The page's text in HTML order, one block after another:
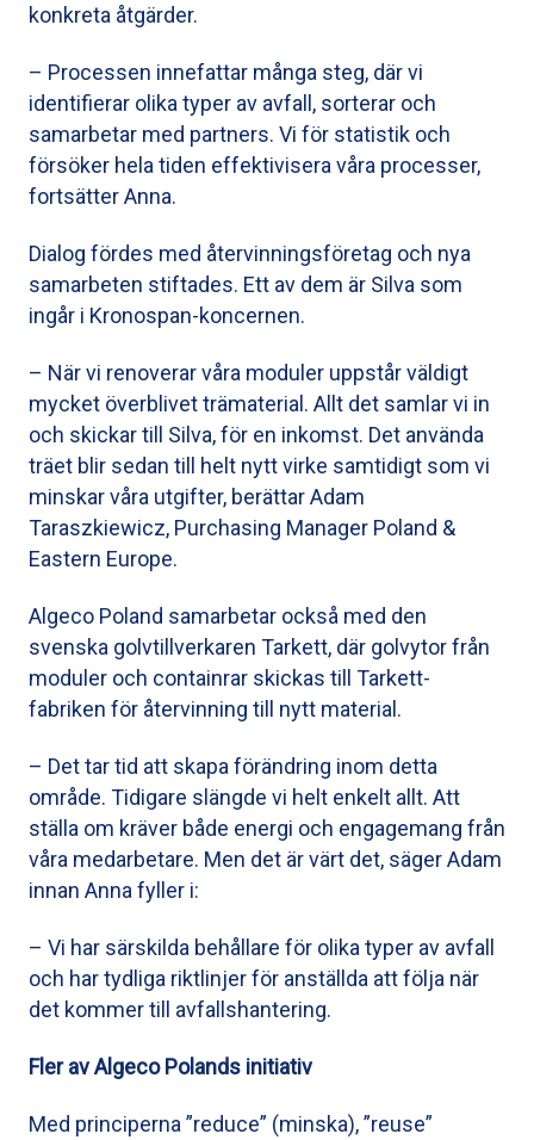
konkreta åtgärder.
– Processen innefattar många steg, där vi
identifierar olika typer av avfall, sorterar och
samarbetar med partners. Vi för statistik och
försöker hela tiden effektivisera våra processer,
fortsätter Anna.
Dialog fördes med återvinningsföretag och nya
samarbeten stiftades. Ett av dem är Silva som
ingår i Kronospan-koncernen.
– När vi renoverar våra moduler uppstår väldigt
mycket överblivet trämaterial. Allt det samlar vi in
och skickar till Silva, för en inkomst. Det använda
träet blir sedan till helt nytt virke samtidigt som vi
minskar våra utgifter, berättar Adam
Taraszkiewicz, Purchasing Manager Poland &
Eastern Europe.
Algeco Poland samarbetar också med den
svenska golvtillverkaren Tarkett, där golvytor från
moduler och containrar skickas till Tarkett-
fabriken för återvinning till nytt material.
– Det tar tid att skapa förändring inom detta
område. Tidigare slängde vi helt enkelt allt. Att
ställa om kräver både energi och engagemang från
våra medarbetare. Men det är värt det, säger Adam
innan Anna fyller i:
– Vi har särskilda behållare för olika typer av avfall
och har tydliga riktlinjer för anställda att följa när
det kommer till avfallshantering.
Fler av Algeco Polands initiativ
Med principerna ”reduce” (minska), ”reuse”